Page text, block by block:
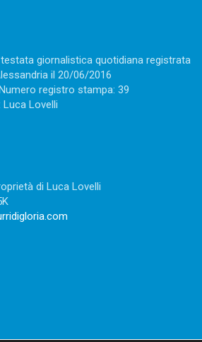
giornalistica quotidiana registrata
il 20/06/2016
registro stampa: 39
Lovelli
di Luca Lovelli